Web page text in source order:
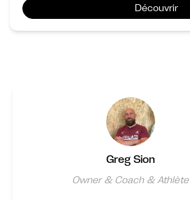
Découvrir
Greg Sion
Owner & Coach & Athlète